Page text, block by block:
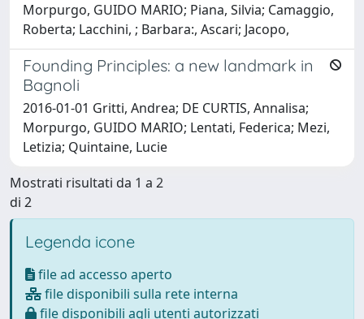
Morpurgo, GUIDO MARIO; Piana, Silvia; Camaggio,
Roberta; Lacchini, ; Barbara:, Ascari; Jacopo,
Founding Principles: a new landmark in
Bagnoli
2016-01-01 Gritti, Andrea; DE CURTIS, Annalisa;
Morpurgo, GUIDO MARIO; Lentati, Federica; Mezi,
Letizia; Quintaine, Lucie
Mostrati risultati da 1 a 2
di 2
Legenda icone
file ad accesso aperto
file disponibili sulla rete interna
file disponibili agli utenti autorizzati